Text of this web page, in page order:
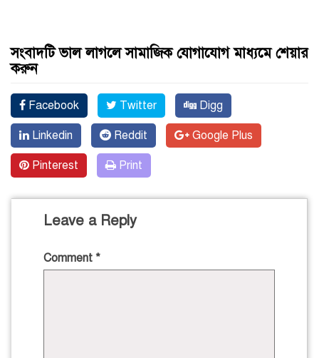
সংবাদটি ভাল লাগলে সামাজিক যোগাযোগ মাধ্যমে শেয়ার
করুন
Facebook Twitter Digg
Linkedin Reddit Google Plus
Pinterest Print
Leave a Reply
Comment *